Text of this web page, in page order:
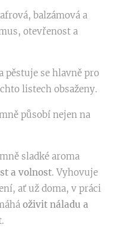
balzámová a
otevřenost a
pěstuje se hlavně pro
listech obsaženy.
působí nejen na
sladké aroma
a volnost. Vyhovuje
ať už doma, v práci
oživit náladu a
.